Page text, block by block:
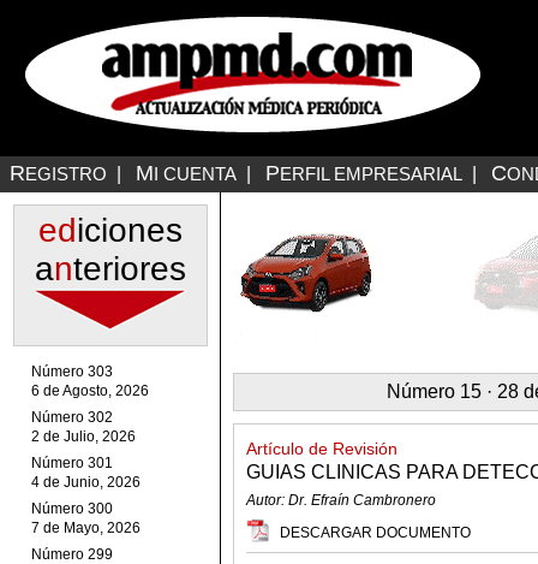
REGISTRO MI CUENTA PERFIL EMPRESARIAL C
ediciones
anteriores
Número 303
6 de Agosto, 2026
Número 302
2 de Julio, 2026
Número 301
4 de Junio, 2026
Número 300
7 de Mayo, 2026
Número 299
Número 15 · 28
Artículo de Revisión
GUIAS CLINICAS PARA
Autor: Dr. Efraín Cambronero
DESCARGAR DOCUMENTO